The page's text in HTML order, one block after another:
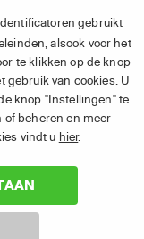
gebruikt
alsook voor het
te klikken op de knop
gebruik van cookies. U
knop "Instellingen" te
of beheren en meer
vindt u hier.
abonnementen
zendersafhankelijk
voorbehouden. TV
licentie door Canal+